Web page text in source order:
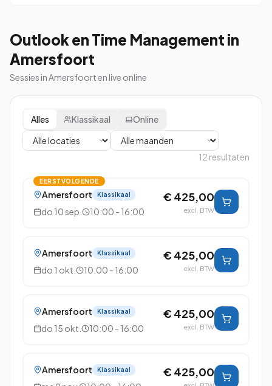
Outlook en Time Management in
Amersfoort
Sessies in Amersfoort en live online
Alles Klassikaal Online
12 resultaten
EERSTVOLGENDE
Amersfoort Klassikaal
do 10 sep. 10:00 - 16:00
€ 425,00
excl. BTW
Amersfoort Klassikaal
do 1 okt. 10:00 - 16:00
€ 425,00
excl. BTW
Amersfoort Klassikaal
do 15 okt. 10:00 - 16:00
€ 425,00
excl. BTW
Amersfoort Klassikaal € 425,00